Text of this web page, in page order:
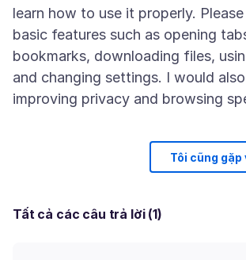
learn how to use it properly.
basic features such as opening
bookmarks, downloading files,
and changing settings. I would
Tôi cũng gặp
Tất cả các câu trả lời (1)